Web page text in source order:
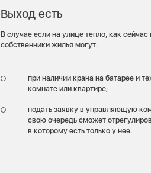
Выход есть
В случае если на улице тепло, как
собственники жилья могут:
при наличии крана на батарее и
комнате или квартире;
подать заявку в управляющую
свою очередь сможет
в которому есть только у нее.